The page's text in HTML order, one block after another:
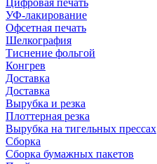
Цифровая печать
УФ-лакирование
Офсетная печать
Шелкография
Тиснение фольгой
Конгрев
Доставка
Доставка
Вырубка и резка
Плоттерная резка
Вырубка на тигельных прессах
Сборка
Сборка бумажных пакетов